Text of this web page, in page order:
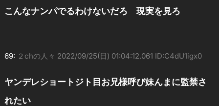
こんなナンパでるわけないだろ 現実を見ろ
69: ２chの人々 2022/09/25(日) 01:04:12.061 ID:C4dU1igx0
ヤンデレショートジト目お兄様呼び妹んまに監禁さ
れたい